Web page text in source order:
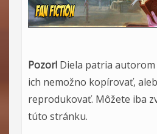
Pozor! Diela patria autorom
ich nemožno kopírovať,
reprodukovať. Môžete iba
túto stránku.